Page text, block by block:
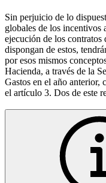
Sin perjuicio de lo
globales de los incentivos
ejecución de los contratos
dispongan de estos,
por esos mismos
Hacienda, a través de la
Gastos en el año anterior,
el artículo 3. Dos de este